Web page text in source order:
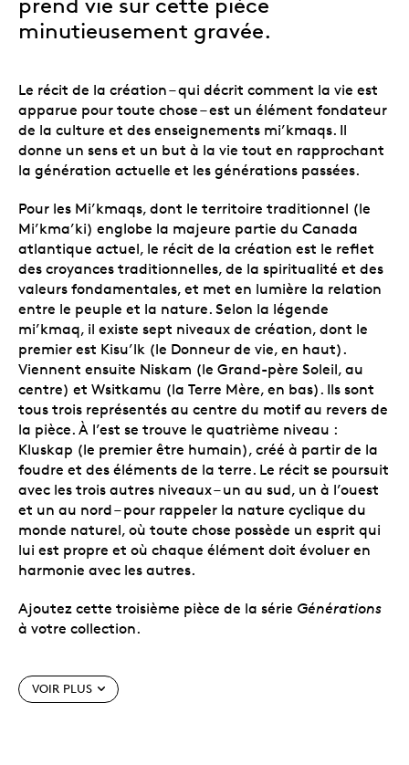
minutieusement gravée.
Le récit de la création – qui décrit comment la vie est
apparue pour toute chose – est un élément fondateur
de la culture et des enseignements mi’kmaqs. Il
donne un sens et un but à la vie tout en rapprochant
la génération actuelle et les générations passées.
Pour les Mi’kmaqs, dont le territoire traditionnel (le
Mi’kma’ki) englobe la majeure partie du Canada
atlantique actuel, le récit de la création est le reflet
des croyances traditionnelles, de la spiritualité et des
valeurs fondamentales, et met en lumière la relation
entre le peuple et la nature. Selon la légende
mi’kmaq, il existe sept niveaux de création, dont le
premier est Kisu’lk (le Donneur de vie, en haut).
Viennent ensuite Niskam (le Grand-père Soleil, au
centre) et Wsitkamu (la Terre Mère, en bas). Ils sont
tous trois représentés au centre du motif au revers de
la pièce. À l’est se trouve le quatrième niveau :
Kluskap (le premier être humain), créé à partir de la
foudre et des éléments de la terre. Le récit se poursuit
avec les trois autres niveaux – un au sud, un à l’ouest
et un au nord – pour rappeler la nature cyclique du
monde naturel, où toute chose possède un esprit qui
lui est propre et où chaque élément doit évoluer en
harmonie avec les autres.
Ajoutez cette troisième pièce de la série Générations
à votre collection.
Caractéristiques particulières
VOIR PLUS